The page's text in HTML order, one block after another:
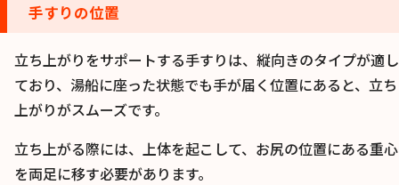
手すりの位置
立ち上がりをサポートする手すりは、縦向きのタイプが適し
ており、湯船に座った状態でも手が届く位置にあると、立ち
上がりがスムーズです。
立ち上がる際には、上体を起こして、お尻の位置にある重心
を両足に移す必要があります。